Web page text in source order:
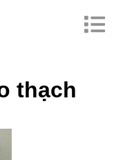
thạch